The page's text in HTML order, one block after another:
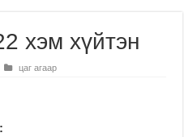
хэм хүйтэн
цаг агаар